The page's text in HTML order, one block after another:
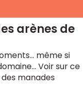
arènes de
même si
Voir sur ce
manades